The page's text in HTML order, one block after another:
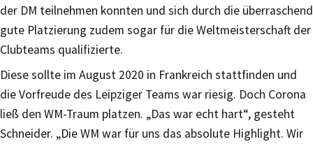
der DM teilnehmen konnten und sich durch die überraschend
gute Platzierung zudem sogar für die Weltmeisterschaft der
Clubteams qualifizierte.
Diese sollte im August 2020 in Frankreich stattfinden und
die Vorfreude des Leipziger Teams war riesig. Doch Corona
ließ den WM-Traum platzen. „Das war echt hart“, gesteht
Schneider. „Die WM war für uns das absolute Highlight. Wir